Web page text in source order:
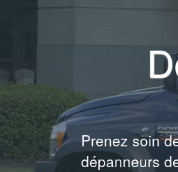
Prenez soin
dépanneurs